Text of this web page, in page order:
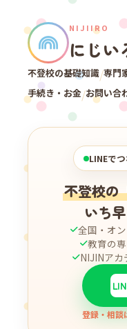
NIJIIRO
にじい
不登校の基礎知識/専門
手続き・お金/お問い合
LINEで
不登校の
いち
全国・オ
教育の
NIJINア
登録・相談